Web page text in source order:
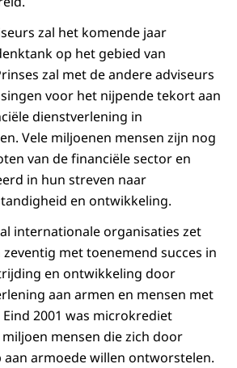
zal het komende jaar
op het gebied van
zal met de andere adviseurs
voor het nijpende tekort aan
dienstverlening in
Vele miljoenen mensen zijn nog
van de financiële sector en
in hun streven naar
en ontwikkeling.
internationale organisaties zet
met toenemend succes in
en ontwikkeling door
aan armen en mensen met
2001 was microkrediet
mensen die zich door
armoede willen ontworstelen.